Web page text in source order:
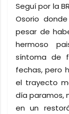
Seguí por la
Osorio
pesar de
hermoso
síntoma de
fechas, pero
el trayecto
día paramos,
en un